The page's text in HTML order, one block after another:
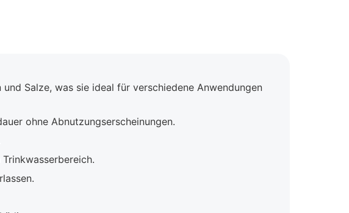
Salze, was sie ideal für verschiedene Anwendungen
ohne Abnutzungserscheinungen.